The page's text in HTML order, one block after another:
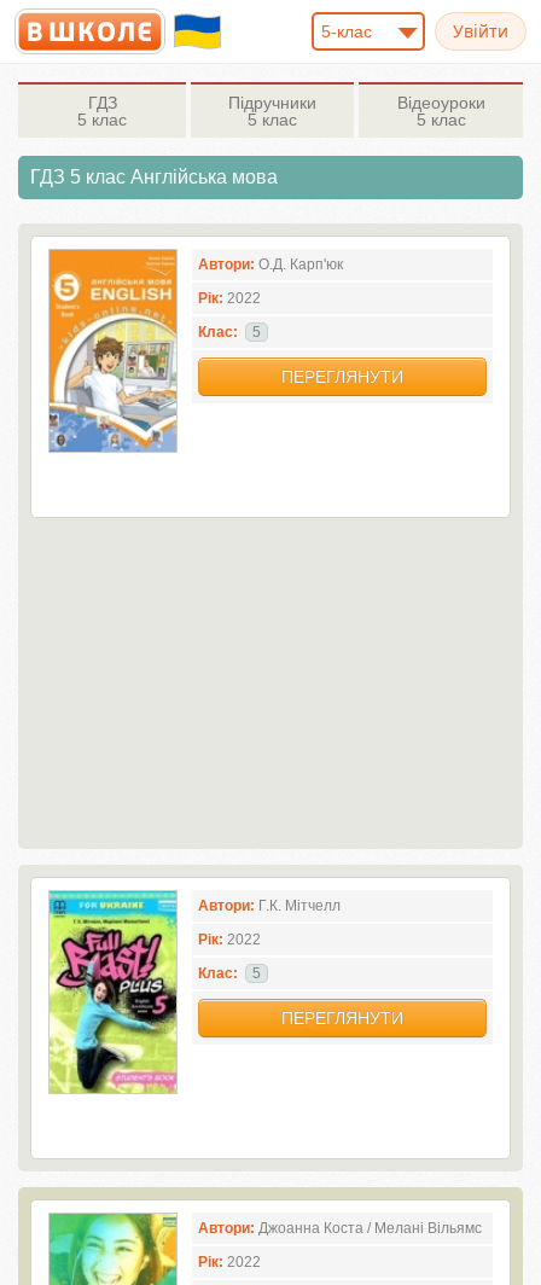
5-клас
ГДЗ
5 клас
Підручники
5 клас
Відеоуроки
5 клас
ГДЗ 5 клас Англiйська мова
Автори: О.Д. Карп'юк
Рік: 2022
Клас:
5
ПЕРЕГЛЯНУТИ
Автори: Г.К. Мітчелл
Рік: 2022
Клас:
5
ПЕРЕГЛЯНУТИ
Автори: Джоанна Коста / Мелані Вільямс
Рік: 2022